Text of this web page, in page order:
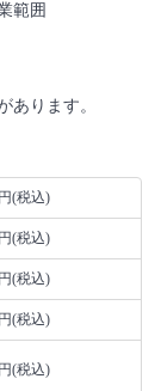
範囲
あります。
(税込)
(税込)
(税込)
(税込)
(税込)